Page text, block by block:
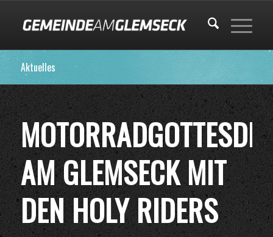
Aktuelles
AM GLEMSECK MIT
DEN HOLY RIDERS